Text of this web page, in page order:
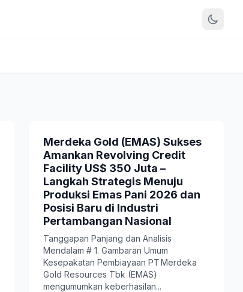
Merdeka Gold (EMAS) Sukses
Amankan Revolving Credit
Facility US$ 350 Juta –
Langkah Strategis Menuju
Produksi Emas Pani 2026 dan
Posisi Baru di Industri
Pertambangan Nasional
Tanggapan Panjang dan Analisis
Mendalam # 1. Gambaran Umum
Kesepakatan Pembiayaan PT Merdeka
Gold Resources Tbk (EMAS)
mengumumkan keberhasilan...